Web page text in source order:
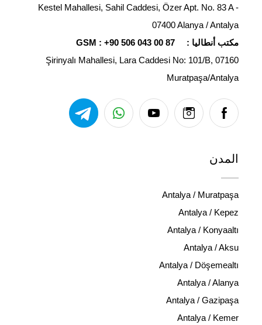
Kestel Mahallesi, Sahil Caddesi, Özer Apt. No. 83 A -
07400 Alanya / Antalya
مكتب أنطاليا :
GSM : +90 506 043 00 87
Şirinyalı Mahallesi, Lara Caddesi No: 101/B, 07160
Muratpaşa/Antalya
المدن
Antalya / Muratpaşa
Antalya / Kepez
Antalya / Konyaaltı
Antalya / Aksu
Antalya / Döşemealtı
Antalya / Alanya
Antalya / Gazipaşa
Antalya / Kemer